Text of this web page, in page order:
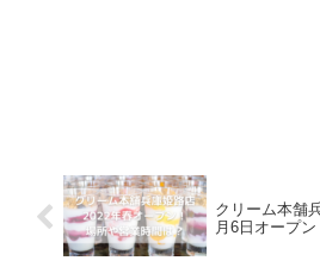
クリーム本舗
月6日オープ